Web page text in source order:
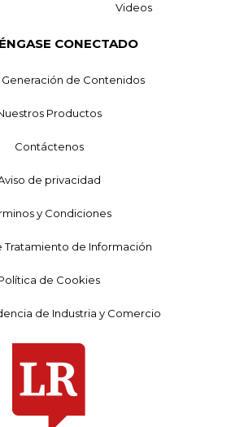
Videos
CONECTADO
Generación de Contenidos
Productos
Contáctenos
de privacidad
y Condiciones
Tratamiento de Información
de Cookies
de Industria y Comercio